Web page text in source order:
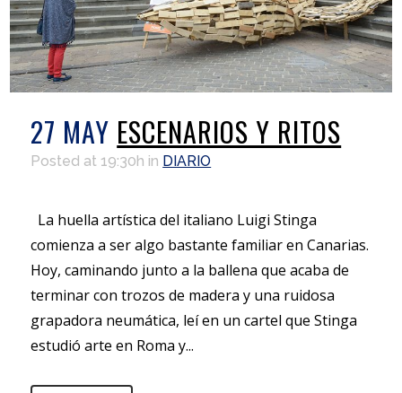
27 MAY ESCENARIOS Y RITOS
Posted at 19:30h in DIARIO
La huella artística del italiano Luigi Stinga
comienza a ser algo bastante familiar en Canarias.
Hoy, caminando junto a la ballena que acaba de
terminar con trozos de madera y una ruidosa
grapadora neumática, leí en un cartel que Stinga
estudió arte en Roma y...